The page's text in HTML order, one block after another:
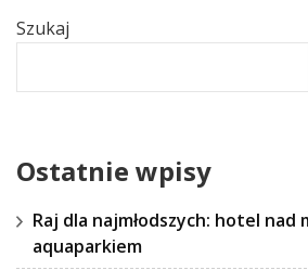
Szukaj
Ostatnie wpisy
Raj dla najmłodszych: hotel nad
aquaparkiem